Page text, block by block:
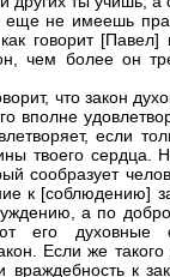
не имеешь
говорит
чем более он
что закон
вполне
если
твоего сердца.
сообразует
к [соблюдению]
а по
его духовные
Если же
враждебность к